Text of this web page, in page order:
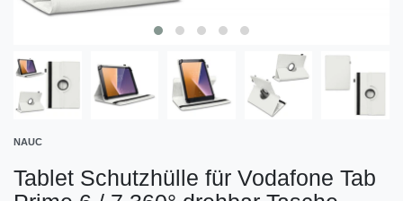
NAUC
Tablet Schutzhülle für Vodafone Tab